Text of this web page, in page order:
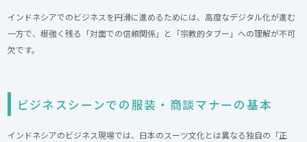
インドネシアでのビジネスを円滑に進めるためには、高度なデジタル化が進む
一方で、根強く残る「対面での信頼関係」と「宗教的タブー」への理解が不可
欠です。
ビジネスシーンでの服装・商談マナーの基本
インドネシアのビジネス現場では、日本のスーツ文化とは異なる独自の「正